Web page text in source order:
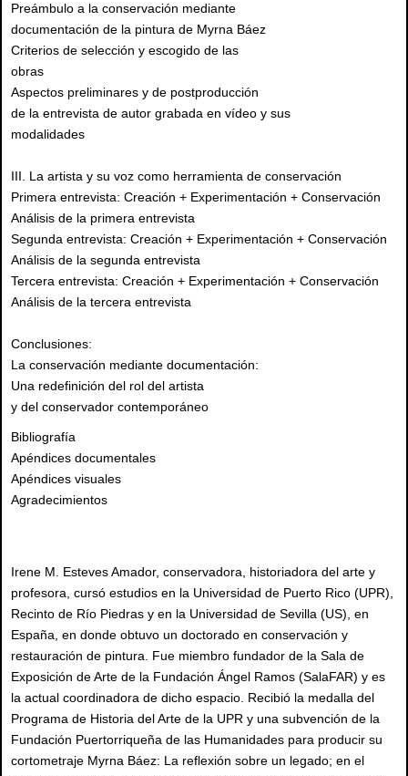
Preámbulo a la conservación mediante
documentación de la pintura de Myrna Báez
Criterios de selección y escogido de las
obras
Aspectos preliminares y de postproducción
de la entrevista de autor grabada en vídeo y sus
modalidades
III. La artista y su voz como herramienta de conservación
Primera entrevista: Creación + Experimentación + Conservación
Análisis de la primera entrevista
Segunda entrevista: Creación + Experimentación + Conservación
Análisis de la segunda entrevista
Tercera entrevista: Creación + Experimentación + Conservación
Análisis de la tercera entrevista
Conclusiones:
La conservación mediante documentación:
Una redefinición del rol del artista
y del conservador contemporáneo
Bibliografía
Apéndices documentales
Apéndices visuales
Agradecimientos
Irene M. Esteves Amador, conservadora, historiadora del arte y
profesora, cursó estudios en la Universidad de Puerto Rico (UPR),
Recinto de Río Piedras y en la Universidad de Sevilla (US), en
España, en donde obtuvo un doctorado en conservación y
restauración de pintura. Fue miembro fundador de la Sala de
Exposición de Arte de la Fundación Ángel Ramos (SalaFAR) y es
la actual coordinadora de dicho espacio. Recibió la medalla del
Programa de Historia del Arte de la UPR y una subvención de la
Fundación Puertorriqueña de las Humanidades para producir su
cortometraje Myrna Báez: La reflexión sobre un legado; en el